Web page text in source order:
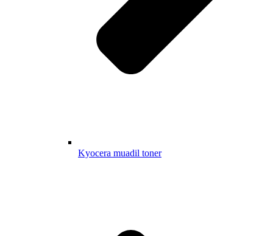
Kyocera muadil toner